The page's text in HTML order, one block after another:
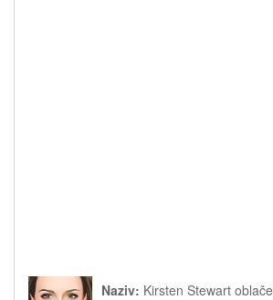
Naziv: Kirsten Stewart